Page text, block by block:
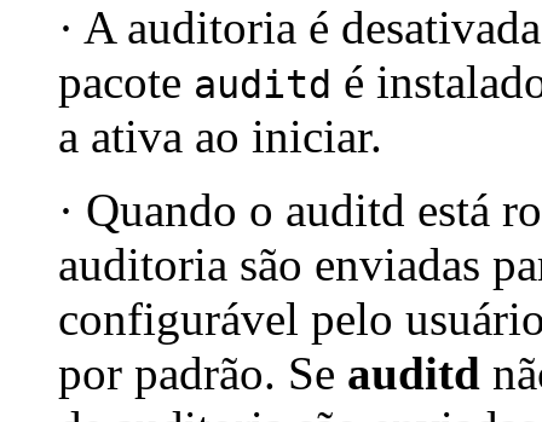
· A auditoria é
pacote auditd é
a ativa ao iniciar.
· Quando o auditd está
auditoria são enviadas
configurável pelo
por padrão. Se auditd